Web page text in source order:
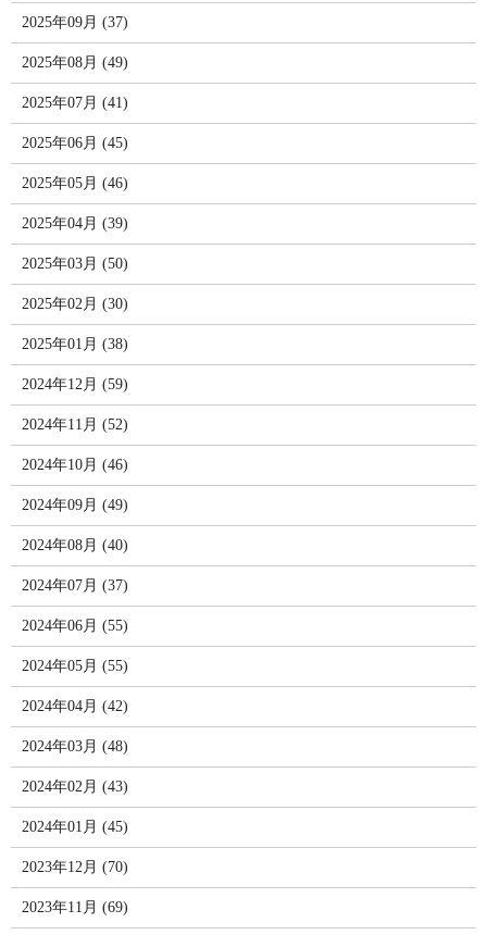
2025年09月 (37)
2025年08月 (49)
2025年07月 (41)
2025年06月 (45)
2025年05月 (46)
2025年04月 (39)
2025年03月 (50)
2025年02月 (30)
2025年01月 (38)
2024年12月 (59)
2024年11月 (52)
2024年10月 (46)
2024年09月 (49)
2024年08月 (40)
2024年07月 (37)
2024年06月 (55)
2024年05月 (55)
2024年04月 (42)
2024年03月 (48)
2024年02月 (43)
2024年01月 (45)
2023年12月 (70)
2023年11月 (69)